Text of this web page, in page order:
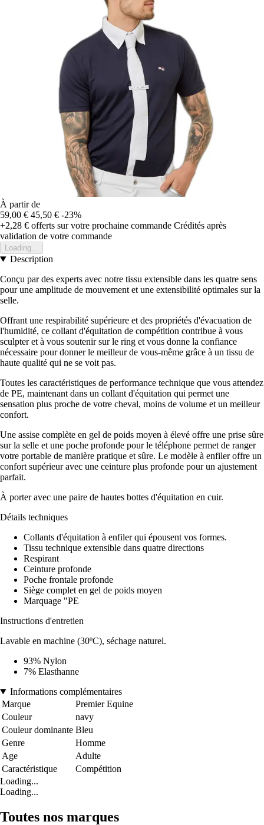
À partir de
59,00 € 45,50 € -23%
+2,28 € offerts sur votre prochaine commande Crédités après
validation de votre commande
Loading...
Description
Conçu par des experts avec notre tissu extensible dans les quatre sens
pour une amplitude de mouvement et une extensibilité optimales sur la
selle.
Offrant une respirabilité supérieure et des propriétés d'évacuation de
l'humidité, ce collant d'équitation de compétition contribue à vous
sculpter et à vous soutenir sur le ring et vous donne la confiance
nécessaire pour donner le meilleur de vous-même grâce à un tissu de
haute qualité qui ne se voit pas.
Toutes les caractéristiques de performance technique que vous attendez
de PE, maintenant dans un collant d'équitation qui permet une
sensation plus proche de votre cheval, moins de volume et un meilleur
confort.
Une assise complète en gel de poids moyen à élevé offre une prise sûre
sur la selle et une poche profonde pour le téléphone permet de ranger
votre portable de manière pratique et sûre. Le modèle à enfiler offre un
confort supérieur avec une ceinture plus profonde pour un ajustement
parfait.
À porter avec une paire de hautes bottes d'équitation en cuir.
Détails techniques
Collants d'équitation à enfiler qui épousent vos formes.
Tissu technique extensible dans quatre directions
Respirant
Ceinture profonde
Poche frontale profonde
Siège complet en gel de poids moyen
Marquage "PE
Instructions d'entretien
Lavable en machine (30ºC), séchage naturel.
93% Nylon
7% Elasthanne
Informations complémentaires
Marque
Premier Equine
Couleur
navy
Couleur dominante Bleu
Genre
Homme
Age
Adulte
Caractéristique
Compétition
Loading...
Loading...
Toutes nos marques